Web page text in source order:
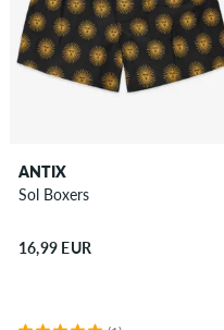
ANTIX
Sol Boxers
16,99 EUR